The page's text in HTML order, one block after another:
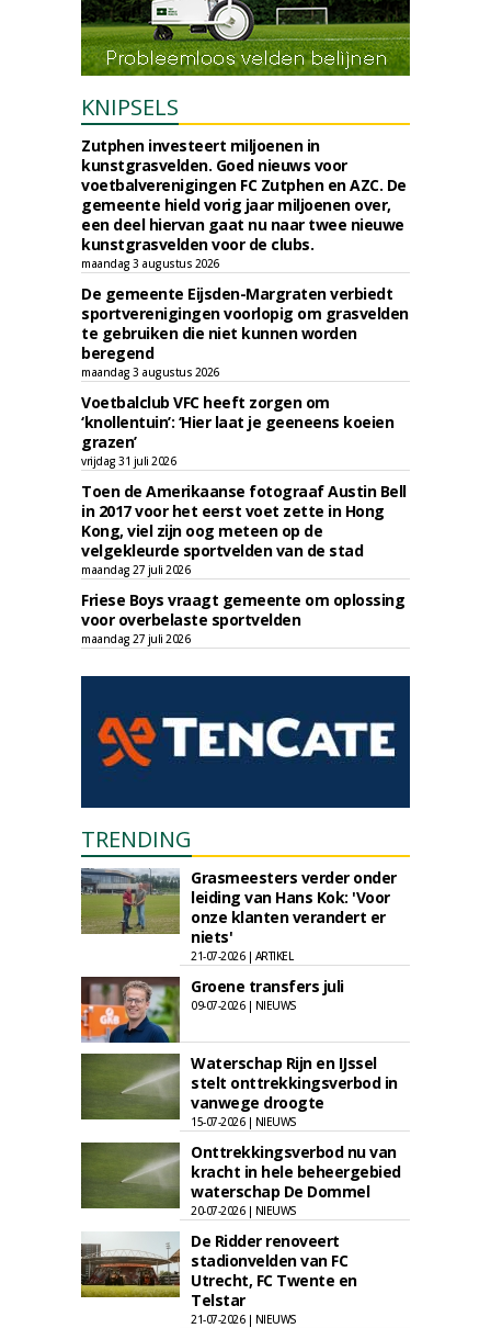
KNIPSELS
Zutphen investeert miljoenen in
kunstgrasvelden. Goed nieuws voor
voetbalverenigingen FC Zutphen en AZC. De
gemeente hield vorig jaar miljoenen over,
een deel hiervan gaat nu naar twee nieuwe
kunstgrasvelden voor de clubs.
maandag 3 augustus 2026
De gemeente Eijsden-Margraten verbiedt
sportverenigingen voorlopig om grasvelden
te gebruiken die niet kunnen worden
beregend
maandag 3 augustus 2026
Voetbalclub VFC heeft zorgen om
‘knollentuin’: ‘Hier laat je geeneens koeien
grazen’
vrijdag 31 juli 2026
Toen de Amerikaanse fotograaf Austin Bell
in 2017 voor het eerst voet zette in Hong
Kong, viel zijn oog meteen op de
velgekleurde sportvelden van de stad
maandag 27 juli 2026
Friese Boys vraagt gemeente om oplossing
voor overbelaste sportvelden
maandag 27 juli 2026
TRENDING
Grasmeesters verder onder
leiding van Hans Kok: 'Voor
onze klanten verandert er
niets'
21-07-2026 | ARTIKEL
Groene transfers juli
09-07-2026 | NIEUWS
Waterschap Rijn en IJssel
stelt onttrekkingsverbod in
vanwege droogte
15-07-2026 | NIEUWS
Onttrekkingsverbod nu van
kracht in hele beheergebied
waterschap De Dommel
20-07-2026 | NIEUWS
De Ridder renoveert
stadionvelden van FC
Utrecht, FC Twente en
Telstar
21-07-2026 | NIEUWS